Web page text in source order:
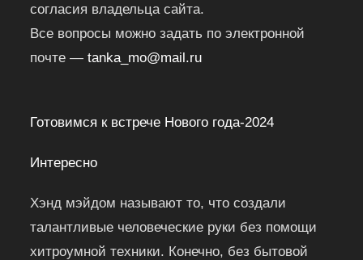
согласия владельца сайта.
Все вопросы можно задать по электронной
почте —tanka_mo@mail.ru
Готовимся к встрече Нового года-2024
Интересно
Хэнд мэйдом называют то, что создали
талантливые человеческие руки без помощи
хитроумной техники. Конечно, без бытовой